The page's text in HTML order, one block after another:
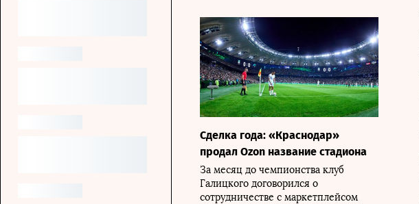
Сделка года: «Краснодар»
продал Ozon название стадиона
За месяц до чемпионства клуб
Галицкого договорился о
сотрудничестве с маркетплейсом